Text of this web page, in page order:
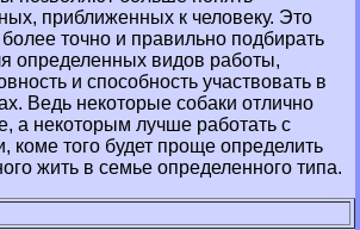
приближенных к человеку. Это
точно и правильно подбирать
определенных видов работы,
и способность участвовать в
Ведь некоторые собаки отлично
а некоторым лучше работать с
того будет проще определить
жить в семье определенного типа.